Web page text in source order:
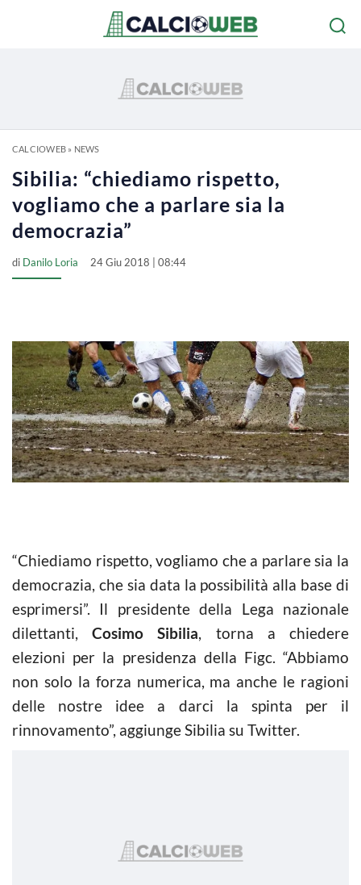
CALCIOWEB» NEWS
Sibilia: “chiediamo rispetto,
vogliamo che a parlare sia la
democrazia”
di Danilo Loria 24 Giu 2018 | 08:44
“Chiediamo rispetto, vogliamo che a parlare sia la
democrazia, che sia data la possibilità alla base di
esprimersi”. Il presidente della Lega nazionale
dilettanti,Cosimo Sibilia, torna a chiedere
elezioni per la presidenza della Figc. “Abbiamo
non solo la forza numerica, ma anche le ragioni
delle nostre idee a darci la spinta per il
rinnovamento”, aggiunge Sibilia su Twitter.